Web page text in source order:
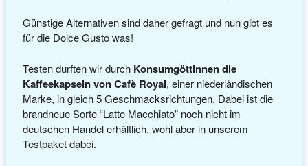
Günstige Alternativen sind daher gefragt und nun gibt es
für die Dolce Gusto was!
Testen durften wir durch Konsumgöttinnen die
Kaffeekapseln von Cafè Royal, einer niederländischen
Marke, in gleich 5 Geschmacksrichtungen. Dabei ist die
brandneue Sorte “Latte Macchiato” noch nicht im
deutschen Handel erhältlich, wohl aber in unserem
Testpaket dabei.